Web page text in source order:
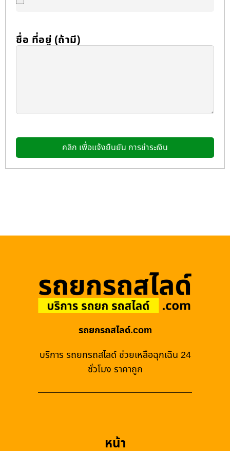
ชื่อ ที่อยู่ (ถ้ามี)
คลิก เพื่อแจ้งยืนยัน การชำระเงิน
รถยกรถสไลด์.com
บริการ รถยกรถสไลด์ ช่วยเหลือฉุกเฉิน 24
ชั่วโมง ราคาถูก
หน้า